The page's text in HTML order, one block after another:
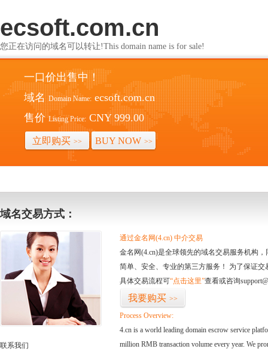
ecsoft.com.cn
您正在访问的域名可以转让!This domain name is for sale!
一口价出售中！
域名 Domain Name: ecsoft.com.cn
售价 Listing Price: CNY 999.00
立即购买 >> BUY NOW >>
域名交易方式：
联系我们
通过金名网(4.cn) 中介交易
金名网(4.cn)是全球领先的域名交易服务机构
简单、安全、专业的第三方服务！ 为了保证
具体交易流程可“点击这里”查看或咨询
我要购买 >>
Process Overview:
4.cn is a world leading domain escrow service
million RMB transaction volume every year. We